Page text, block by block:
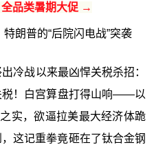
品类暑期大促 →
朗普的“后院闪电战”突袭
冷战以来最凶悍关税杀招：
税！白宫算盘打得山响——以
实，欲逼拉美最大经济体跪
这记重拳竟砸在了钛合金钢